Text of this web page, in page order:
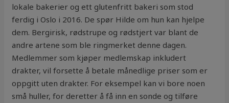
lokale bakerier og ett glutenfritt bakeri som stod
ferdig i Oslo i 2016. De spør Hilde om hun kan hjelpe
dem. Bergirisk, rødstrupe og rødstjert var blant de
andre artene som ble ringmerket denne dagen.
Medlemmer som kjøper medlemskap inkludert
drakter, vil forsette å betale månedlige priser som er
oppgitt uten drakter. For eksempel kan vi bore noen
små huller, for deretter å få inn en sonde og tilføre